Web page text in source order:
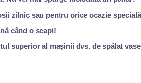
zilnic sau pentru orice ocazie
când o scapi!
superior al mașinii dvs. de spălat